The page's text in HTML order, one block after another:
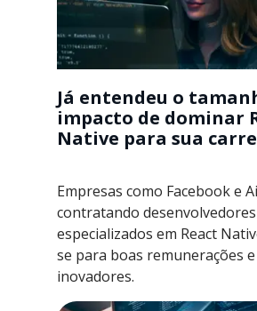
Já entendeu o
impacto de dominar
Native para sua
Empresas como Facebook e
contratando desenvolvedores
especializados em React
se para boas remunerações
inovadores.